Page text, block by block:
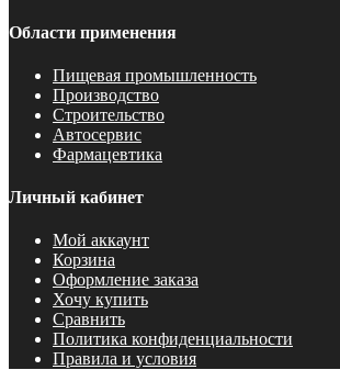
Области применения
Пищевая промышленность
Производство
Строительство
Автосервис
Фармацевтика
Личный кабинет
Мой аккаунт
Корзина
Оформление заказа
Хочу купить
Сравнить
Политика конфиденциальности
Правила и условия